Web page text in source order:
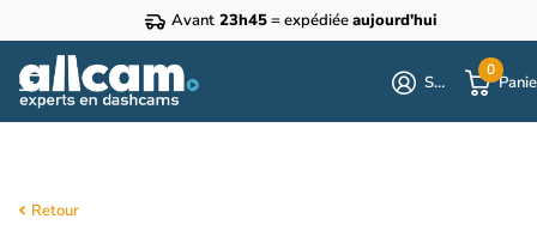
Avant 23h45= expédiéeaujourd'hui
S'identifier
0
Retour